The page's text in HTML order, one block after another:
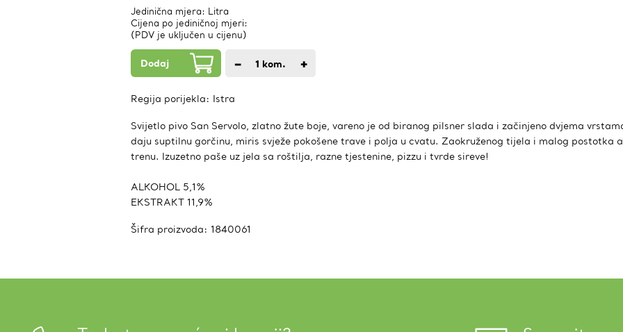
Jedinična mjera: Litra
Cijena po jediničnoj mjeri:
(PDV je uključen u cijenu)
Dodaj − 1 kom. +
Regija porijekla: Istra
Svijetlo pivo San Servolo, zlatno žute boje, vareno je od biranog pilsner slada i začinjeno dvjema
daju suptilnu gorčinu, miris svježe pokošene trave i polja u cvatu. Zaokruženog tijela i malog postotka
trenu. Izuzetno paše uz jela sa roštilja, razne tjestenine, pizzu i tvrde sireve!
ALKOHOL 5,1%
EKSTRAKT 11,9%
Šifra proizvoda: 1840061